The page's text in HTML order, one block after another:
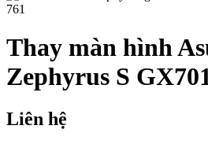
761
Thay màn hình
Zephyrus S
Liên hệ